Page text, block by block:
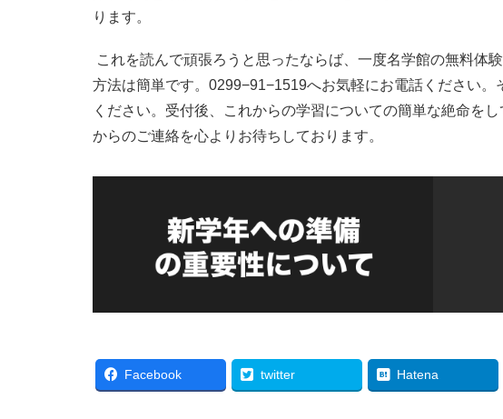
ります。
これを読んで頑張ろうと思ったならば、一度名学館の無料体
方法は簡単です。0299−91−1519へお気軽にお電話ください
ください。受付後、これからの学習についての簡単な絶命を
からのご連絡を心よりお待ちしております。
Facebook twitter Hatena